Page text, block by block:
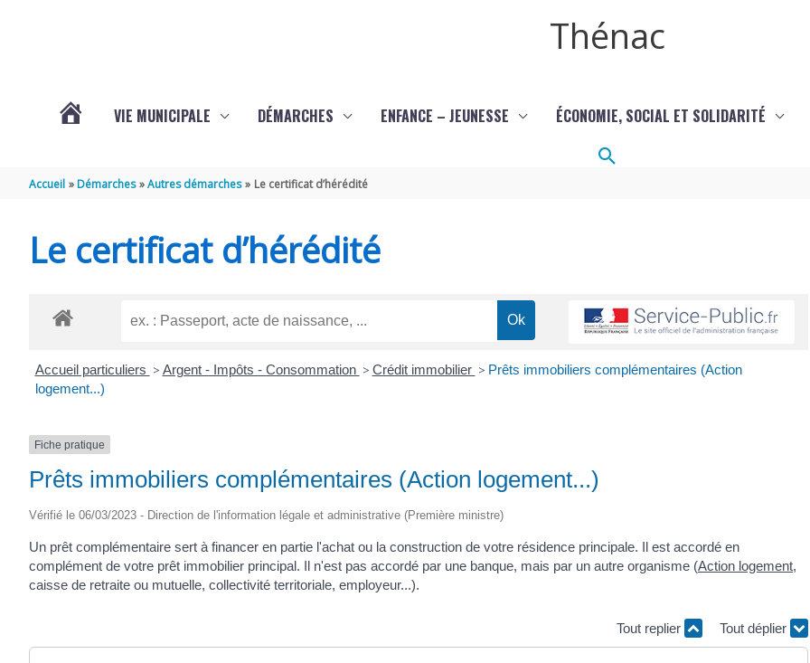
Thénac
THÉNAC
VIE MUNICIPALE DÉMARCHES ENFANCE – JEUNESSE ÉCONOMIE, SOCIAL ET SOLIDARITÉ
Rechercher
Accueil Démarches Autres démarches Le certificat d’hérédité
Le certificat d’hérédité
Accueil particuliers > Argent - Impôts - Consommation > Crédit immobilier > Prêts immobiliers complémentaires (Action
logement...)
Fiche pratique
Prêts immobiliers complémentaires (Action logement...)
Vérifié le 06/03/2023 - Direction de l'information légale et administrative (Première ministre)
Un prêt complémentaire sert à financer en partie l'achat ou la construction de votre résidence principale. Il est accordé en
complément de votre prêt immobilier principal. Il n'est pas accordé par une banque, mais par un autre organisme (Action logement,
caisse de retraite ou mutuelle, collectivité territoriale, employeur...).
Tout replier Tout déplier